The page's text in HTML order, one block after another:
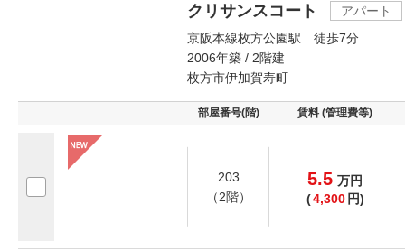
クリサンスコート
アパート
京阪本線枚方公園駅 徒歩7分
2006年築 / 2階建
枚方市伊加賀寿町
部屋番号(階) 賃料 (管理費等)
203
（2階）
5.5 万円
(4,300 円)